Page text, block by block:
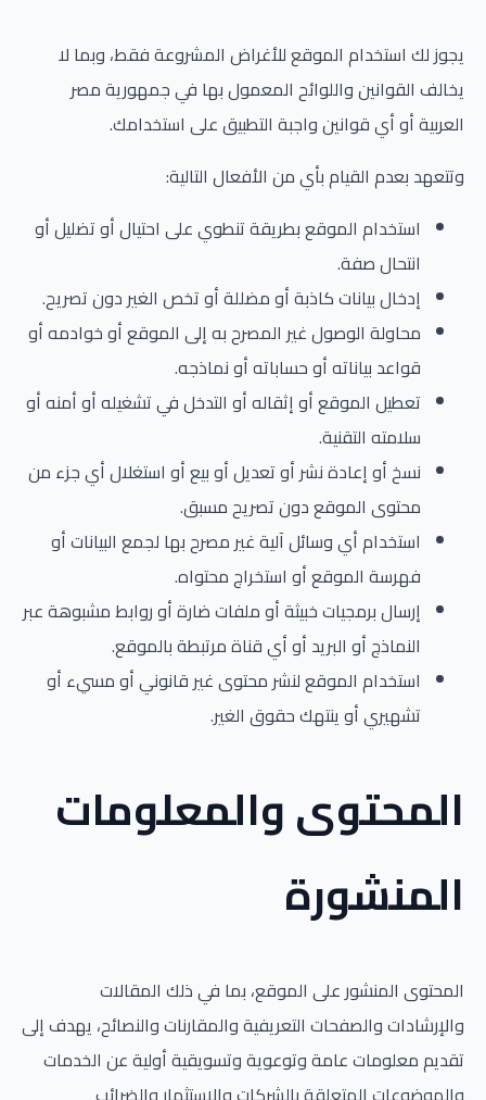
يجوز لك استخدام الموقع للأغراض المشروعة فقط، وبما لا
يخالف القوانين واللوائح المعمول بها في جمهورية مصر
العربية أو أي قوانين واجبة التطبيق على استخدامك.
وتتعهد بعدم القيام بأي من الأفعال التالية:
استخدام الموقع بطريقة تنطوي على احتيال أو تضليل أو
انتحال صفة.
إدخال بيانات كاذبة أو مضللة أو تخص الغير دون تصريح.
محاولة الوصول غير المصرح به إلى الموقع أو خوادمه أو
قواعد بياناته أو حساباته أو نماذجه.
تعطيل الموقع أو إثقاله أو التدخل في تشغيله أو أمنه أو
سلامته التقنية.
نسخ أو إعادة نشر أو تعديل أو بيع أو استغلال أي جزء من
محتوى الموقع دون تصريح مسبق.
استخدام أي وسائل آلية غير مصرح بها لجمع البيانات أو
فهرسة الموقع أو استخراج محتواه.
إرسال برمجيات خبيثة أو ملفات ضارة أو روابط مشبوهة عبر
النماذج أو البريد أو أي قناة مرتبطة بالموقع.
استخدام الموقع لنشر محتوى غير قانوني أو مسيء أو
تشهيري أو ينتهك حقوق الغير.
المحتوى والمعلومات
المنشورة
المحتوى المنشور على الموقع، بما في ذلك المقالات
والإرشادات والصفحات التعريفية والمقارنات والنصائح، يهدف إلى
تقديم معلومات عامة وتوعوية وتسويقية أولية عن الخدمات